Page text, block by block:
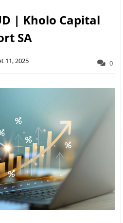
| Kholo Capital
SA
11, 2025 0